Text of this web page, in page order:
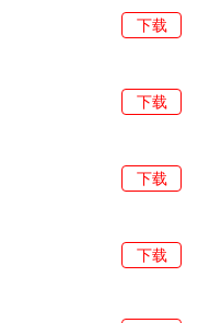
下载
下载
下载
下载